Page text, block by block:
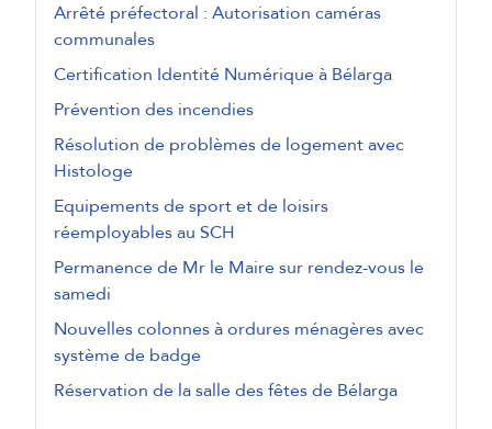
Arrêté préfectoral : Autorisation caméras
communales
Certification Identité Numérique à Bélarga
Prévention des incendies
Résolution de problèmes de logement avec
Histologe
Equipements de sport et de loisirs
réemployables au SCH
Permanence de Mr le Maire sur rendez-vous le
samedi
Nouvelles colonnes à ordures ménagères avec
système de badge
Réservation de la salle des fêtes de Bélarga